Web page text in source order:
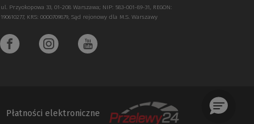
ul. Przyokopowa 33, 01-208 Warszawa; NIP: 583-001-89-31, REGON:
190610277, KRS: 0000709879, Sąd rejonowy dla M.S. Warszawy
Płatności elektroniczne
(Nowe
(Link